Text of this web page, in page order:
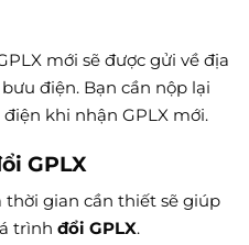
mới sẽ được gửi về địa
điện. Bạn cần nộp lại
khi nhận GPLX mới.
GPLX
thời gian cần thiết sẽ giúp
trình đổi GPLX.